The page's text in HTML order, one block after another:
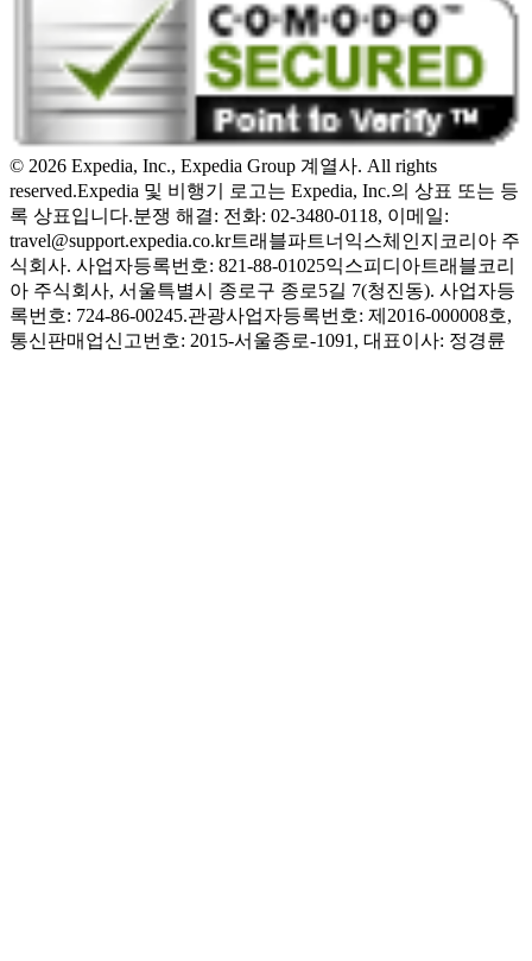
© 2026 Expedia, Inc., Expedia Group 계열사. All rights
reserved.Expedia 및 비행기 로고는 Expedia, Inc.의 상표 또는 등
록 상표입니다.분쟁 해결: 전화: 02-3480-0118, 이메일:
travel@support.expedia.co.kr트래블파트너익스체인지코리아 주
식회사. 사업자등록번호: 821-88-01025익스피디아트래블코리
아 주식회사, 서울특별시 종로구 종로5길 7(청진동). 사업자등
록번호: 724-86-00245.관광사업자등록번호: 제2016-000008호,
통신판매업신고번호: 2015-서울종로-1091, 대표이사: 정경륜